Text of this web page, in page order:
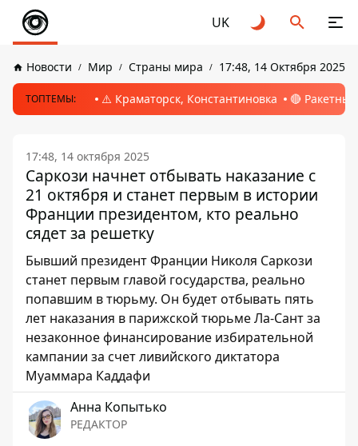
UK
Новости Мир Страны мира 17:48, 14 Октября 2025
ТОПТЕМЫ: ⚠️ Краматорск, Константиновка 🔴
17:48, 14 октября 2025
Саркози начнет отбывать наказание с
21 октября и станет первым в истории
Франции президентом, кто реально
сядет за решетку
Бывший президент Франции Николя Саркози
станет первым главой государства, реально
попавшим в тюрьму. Он будет отбывать пять
лет наказания в парижской тюрьме Ла-Сант за
незаконное финансирование избирательной
кампании за счет ливийского диктатора
Муаммара Каддафи
Анна Копытько
РЕДАКТОР